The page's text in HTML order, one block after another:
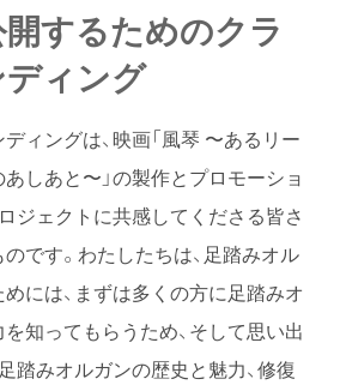
開するためのクラ
ィング
ィングは、映画「風琴 〜あるリー
しあと〜」の製作とプロモーショ
ジェクトに共感してくださる皆さ
です。わたしたちは、足踏みオル
には、まずは多くの方に足踏みオ
知ってもらうため、そして思い出
踏みオルガンの歴史と魅力、修復